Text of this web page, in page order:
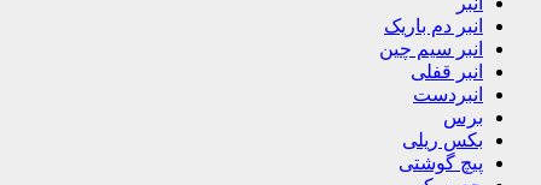
انبر دم باریک
انبر سیم چین
انبر قفلی
انبردست
برس
بکس ریلی
پیچ گوشتی